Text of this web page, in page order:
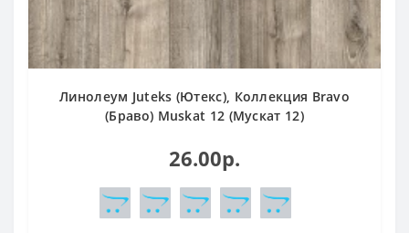
Линолеум Juteks (Ютекс), Коллекция Bravo
(Браво) Muskat 12 (Мускат 12)
26.00р.